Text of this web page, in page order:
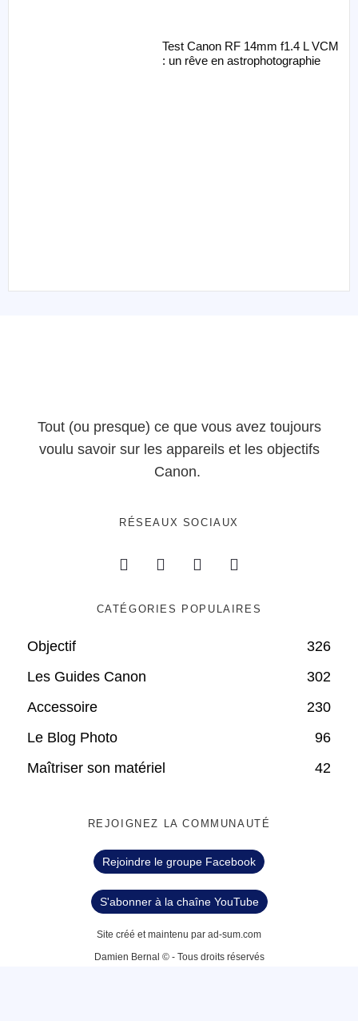
Test Canon RF 14mm f1.4 L VCM
: un rêve en astrophotographie
Tout (ou presque) ce que vous avez toujours
voulu savoir sur les appareils et les objectifs
Canon.
RÉSEAUX SOCIAUX
CATÉGORIES POPULAIRES
Objectif
326
Les Guides Canon
302
Accessoire
230
Le Blog Photo
96
Maîtriser son matériel
42
REJOIGNEZ LA COMMUNAUTÉ
Rejoindre le groupe Facebook
S'abonner à la chaîne YouTube
Site créé et maintenu par ad-sum.com
Damien Bernal © - Tous droits réservés